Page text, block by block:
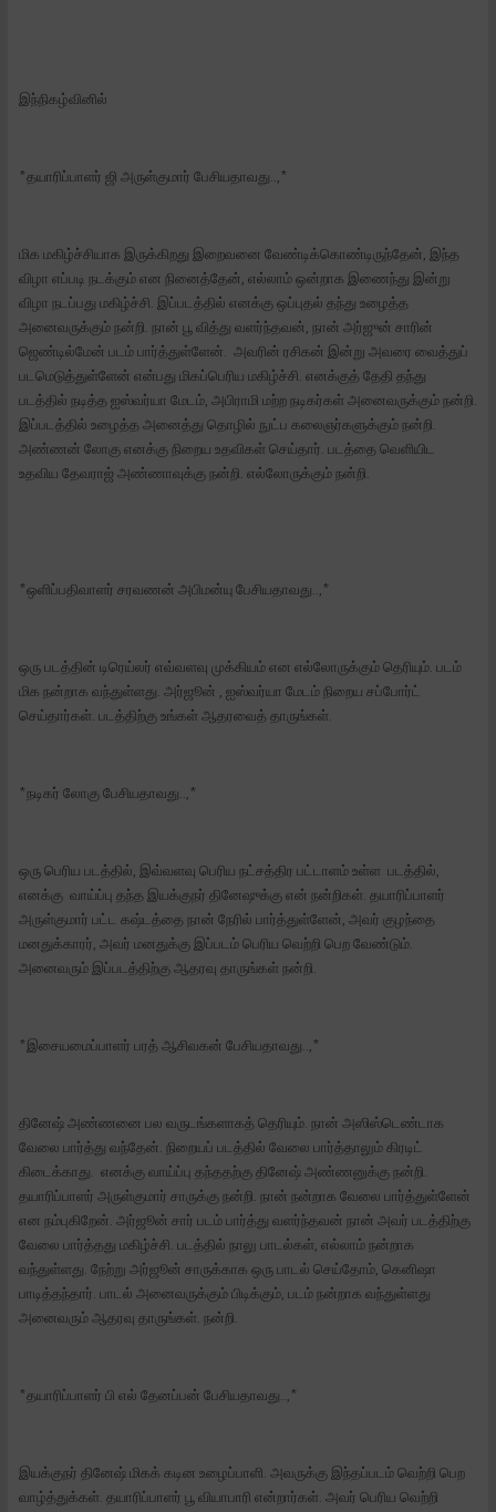
இந்நிகழ்வினில்
*தயாரிப்பாளர் ஜி அருள்குமார் பேசியதாவது..,*
மிக மகிழ்ச்சியாக இருக்கிறது இறைவனை வேண்டிக்கொண்டிருந்தேன், இந்த
விழா எப்படி நடக்கும் என நினைத்தேன், எல்லாம் ஒன்றாக இணைந்து இன்று
விழா நடப்பது மகிழ்ச்சி. இப்படத்தில் எனக்கு ஒப்புதல் தந்து உழைத்த
அனைவருக்கும் நன்றி. நான் பூ வித்து வளர்ந்தவன், நான் அர்ஜுன் சாரின்
ஜெண்டில்மேன் படம் பார்த்துள்ளேன். அவரின் ரசிகன் இன்று அவரை வைத்துப்
படமெடுத்துள்ளேன் என்பது மிகப்பெரிய மகிழ்ச்சி. எனக்குத் தேதி தந்து
படத்தில் நடித்த ஐஸ்வர்யா மேடம், அபிராமி மற்ற நடிகர்கள் அனைவருக்கும் நன்றி.
இப்படத்தில் உழைத்த அனைத்து தொழில் நுட்ப கலைஞர்களுக்கும் நன்றி.
அண்ணன் லோகு எனக்கு நிறைய உதவிகள் செய்தார். படத்தை வெளியிட
உதவிய தேவராஜ் அண்ணாவுக்கு நன்றி. எல்லோருக்கும் நன்றி.
*ஒளிப்பதிவாளர் சரவணன் அபிமன்யு பேசியதாவது..,*
ஒரு படத்தின் டிரெய்லர் எவ்வளவு முக்கியம் என எல்லோருக்கும் தெரியும். படம்
மிக நன்றாக வந்துள்ளது. அர்ஜூன் , ஐஸ்வர்யா மேடம் நிறைய சப்போர்ட்
செய்தார்கள். படத்திற்கு உங்கள் ஆதரவைத் தாருங்கள்.
*நடிகர் லோகு பேசியதாவது..,*
ஒரு பெரிய படத்தில், இவ்வளவு பெரிய நட்சத்திர பட்டாளம் உள்ள படத்தில்,
எனக்கு வாய்ப்பு தந்த இயக்குநர் தினேஷுக்கு என் நன்றிகள். தயாரிப்பாளர்
அருள்குமார் பட்ட கஷ்டத்தை நான் நேரில் பார்த்துள்ளேன், அவர் குழந்தை
மனதுக்காரர், அவர் மனதுக்கு இப்படம் பெரிய வெற்றி பெற வேண்டும்.
அனைவரும் இப்படத்திற்கு ஆதரவு தாருங்கள் நன்றி.
*இசையமைப்பாளர் பரத் ஆசிவகன் பேசியதாவது..,*
தினேஷ் அண்ணனை பல வருடங்களாகத் தெரியும். நான் அஸிஸ்டெண்டாக
வேலை பார்த்து வந்தேன். நிறையப் படத்தில் வேலை பார்த்தாலும் கிரடிட்
கிடைக்காது. எனக்கு வாய்ப்பு தந்ததற்கு தினேஷ் அண்ணனுக்கு நன்றி.
தயாரிப்பாளர் அருள்குமார் சாருக்கு நன்றி. நான் நன்றாக வேலை பார்த்துள்ளேன்
என நம்புகிறேன். அர்ஜூன் சார் படம் பார்த்து வளர்ந்தவன் நான் அவர் படத்திற்கு
வேலை பார்த்தது மகிழ்ச்சி. படத்தில் நாலு பாடல்கள், எல்லாம் நன்றாக
வந்துள்ளது. நேற்று அர்ஜூன் சாருக்காக ஒரு பாடல் செய்தோம், கெனிஷா
பாடித்தந்தார். பாடல் அனைவருக்கும் பிடிக்கும், படம் நன்றாக வந்துள்ளது
அனைவரும் ஆதரவு தாருங்கள். நன்றி.
*தயாரிப்பாளர் பி எல் தேனப்பன் பேசியதாவது..,*
இயக்குநர் தினேஷ் மிகக் கடின உழைப்பாளி. அவருக்கு இந்தப்படம் வெற்றி பெற
வாழ்த்துக்கள். தயாரிப்பாளர் பூ வியாபாரி என்றார்கள். அவர் பெரிய வெற்றி